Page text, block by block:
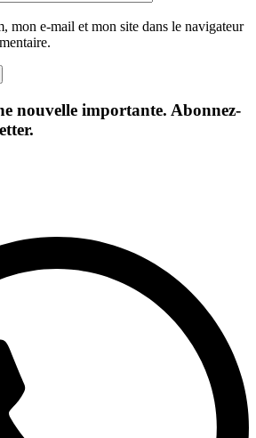
mon e-mail et mon site dans le navigateur
nouvelle importante. Abonnez-